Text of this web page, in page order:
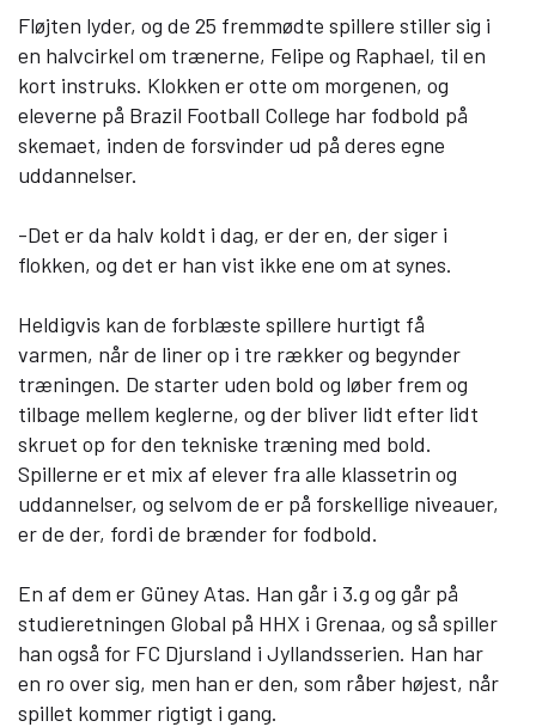
Akademiuddannelser
VUC OG EFTERUDDANNELSE
VUC (HF-enkeltfag, AVU, FVU, OBU)
Efteruddannelse (AMU)
Om Viden Djurs
Mød os
Kontakt
Skolehjem/Campus
Personale
Nyheder
Elevfortællinger
Job på Viden Djurs
Brochurereol
Oplæsning af tekst
Fløjten lyder, og de 25 fremmødte spillere stiller sig i
en halvcirkel om trænerne, Felipe og Raphael, til en
kort instruks. Klokken er otte om morgenen, og
eleverne på Brazil Football College har fodbold på
skemaet, inden de forsvinder ud på deres egne
uddannelser.
-Det er da halv koldt i dag, er der en, der siger i
flokken, og det er han vist ikke ene om at synes.
Heldigvis kan de forblæste spillere hurtigt få
varmen, når de liner op i tre rækker og begynder
træningen. De starter uden bold og løber frem og
tilbage mellem keglerne, og der bliver lidt efter lidt
skruet op for den tekniske træning med bold.
Spillerne er et mix af elever fra alle klassetrin og
uddannelser, og selvom de er på forskellige niveauer,
er de der, fordi de brænder for fodbold.
En af dem er Güney Atas. Han går i 3.g og går på
studieretningen Global på HHX i Grenaa, og så spiller
han også for FC Djursland i Jyllandsserien. Han har
en ro over sig, men han er den, som råber højest, når
spillet kommer rigtigt i gang.